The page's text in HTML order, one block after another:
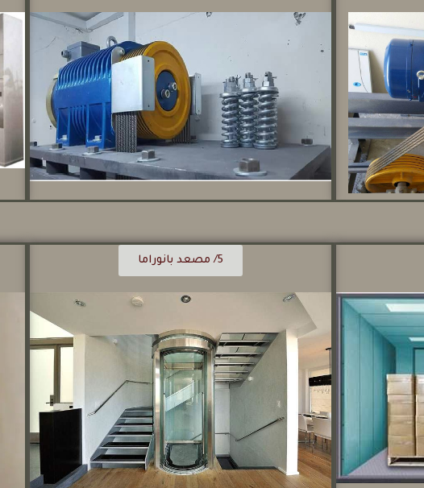
5/ مصعد بانوراما